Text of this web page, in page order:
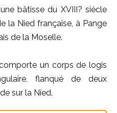
bâtisse du XVIII? siècle
la Nied française, à Pange
de la Moselle.
un corps de logis
flanqué de deux
sur la Nied.